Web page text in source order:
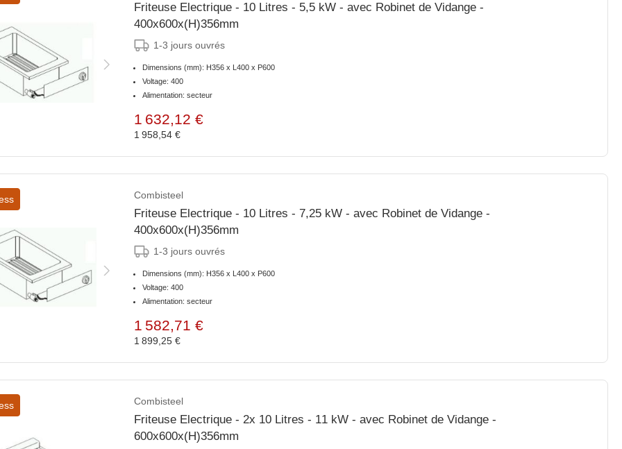
Friteuse Electrique - 10 Litres - 5,5 kW - avec Robinet de Vidange -
400x600x(H)356mm
1-3 jours ouvrés
Dimensions (mm): H356 x L400 x P600
Voltage: 400
Alimentation: secteur
1 632,12 €
1 958,54 €
Combisteel
Friteuse Electrique - 10 Litres - 7,25 kW - avec Robinet de Vidange -
400x600x(H)356mm
1-3 jours ouvrés
Dimensions (mm): H356 x L400 x P600
Voltage: 400
Alimentation: secteur
1 582,71 €
1 899,25 €
Combisteel
Friteuse Electrique - 2x 10 Litres - 11 kW - avec Robinet de Vidange -
600x600x(H)356mm